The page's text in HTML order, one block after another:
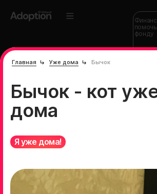
помочь
фонду
Главная Уже дома Бычок
Бычок - кот
дома
Я уже дома!